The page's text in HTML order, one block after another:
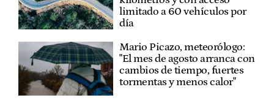
limitado a 60 vehículos por
día
Mario Picazo, meteorólogo:
"El mes de agosto arranca con
cambios de tiempo, fuertes
tormentas y menos calor"